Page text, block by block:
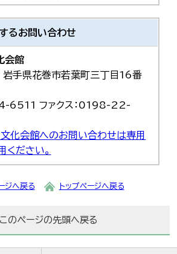
るお問い合わせ
会館
手県花巻市若葉町三丁目16番
6511 ファクス：0198-22-
化会館へのお問い合わせは専用
ください。
ジへ戻る トップページへ戻る
このページの先頭へ戻る